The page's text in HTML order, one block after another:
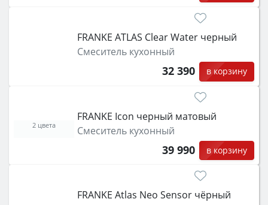
FRANKE ATLAS Clear Water черный
Смеситель кухонный
32 390 в корзину
FRANKE Icon черный матовый
Смеситель кухонный
39 990 в корзину
2 цвета
FRANKE Atlas Neo Sensor чёрный